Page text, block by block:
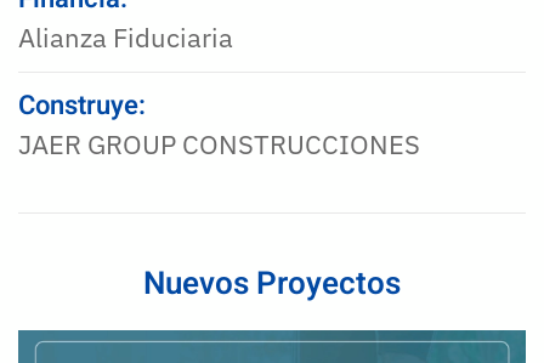
Alianza Fiduciaria
Construye:
JAER GROUP CONSTRUCCIONES
Nuevos Proyectos